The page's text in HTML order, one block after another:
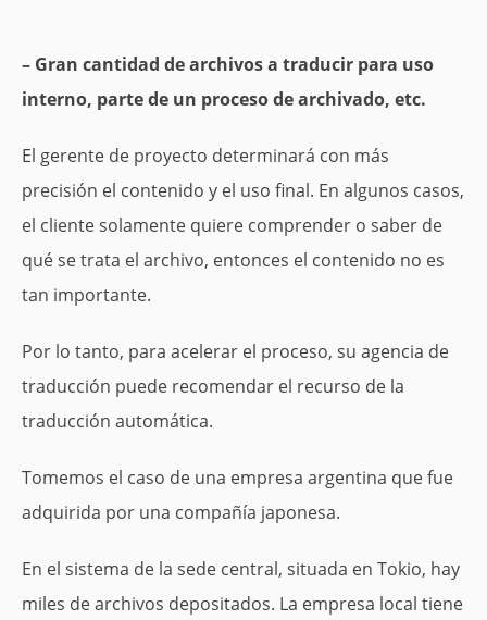
– Gran cantidad de archivos a traducir para uso
interno, parte de un proceso de archivado, etc.
El gerente de proyecto determinará con más
precisión el contenido y el uso final. En algunos casos,
el cliente solamente quiere comprender o saber de
qué se trata el archivo, entonces el contenido no es
tan importante.
Por lo tanto, para acelerar el proceso, su agencia de
traducción puede recomendar el recurso de la
traducción automática.
Tomemos el caso de una empresa argentina que fue
adquirida por una compañía japonesa.
En el sistema de la sede central, situada en Tokio, hay
miles de archivos depositados. La empresa local tiene